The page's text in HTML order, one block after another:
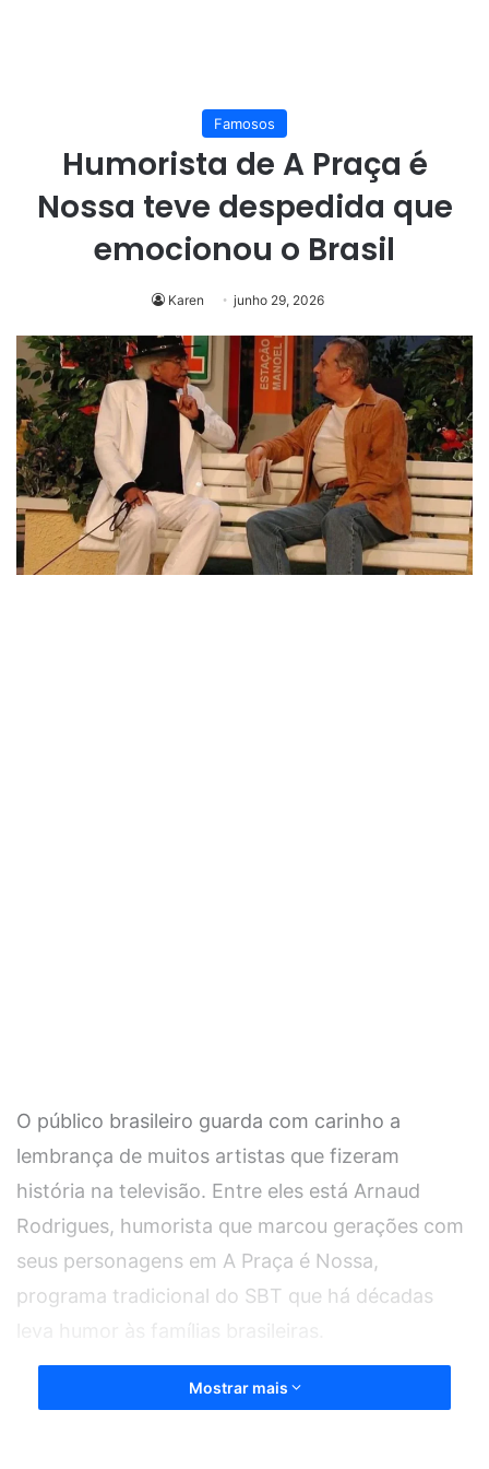
Famosos
Humorista de A Praça é
Nossa teve despedida que
emocionou o Brasil
Karen junho 29, 2026
O público brasileiro guarda com carinho a
lembrança de muitos artistas que fizeram
história na televisão. Entre eles está Arnaud
Rodrigues, humorista que marcou gerações com
seus personagens em A Praça é Nossa,
programa tradicional do SBT que há décadas
leva humor às famílias brasileiras.
Nos últimos dias, a trajetória do artista voltou a
Mostrar mais